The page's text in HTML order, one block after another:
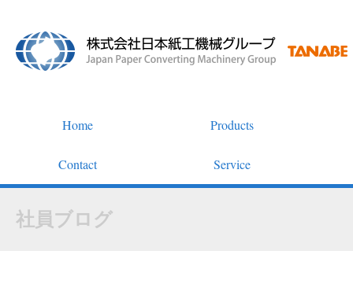
Home Products
Contact Service
社員ブログ